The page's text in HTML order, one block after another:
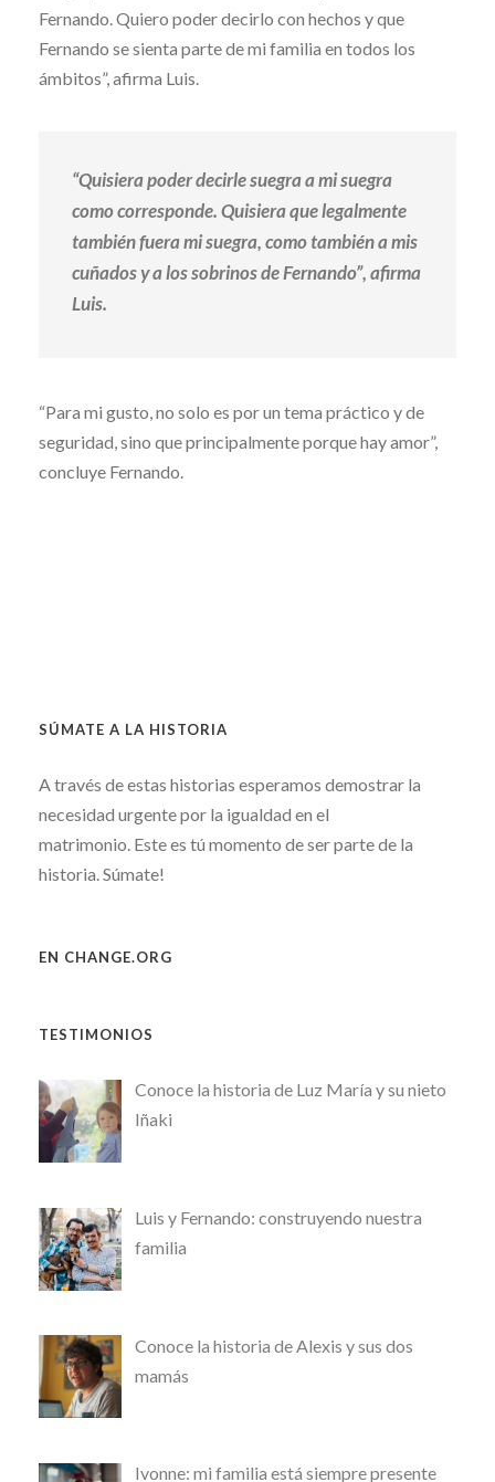
Fernando. Quiero poder decirlo con hechos y que
Fernando se sienta parte de mi familia en todos los
ámbitos”, afirma Luis.
“Quisiera poder decirle suegra a mi suegra
como corresponde. Quisiera que legalmente
también fuera mi suegra, como también a mis
cuñados y a los sobrinos de Fernando”, afirma
Luis.
“Para mi gusto, no solo es por un tema práctico y de
seguridad, sino que principalmente porque hay amor”,
concluye Fernando.
SÚMATE A LA HISTORIA
A través de estas historias esperamos demostrar la
necesidad urgente por la igualdad en el
matrimonio. Este es tú momento de ser parte de la
historia. Súmate!
EN CHANGE.ORG
TESTIMONIOS
Conoce la historia de Luz María y su nieto
Iñaki
Luis y Fernando: construyendo nuestra
familia
Conoce la historia de Alexis y sus dos
mamás
Ivonne: mi familia está siempre presente